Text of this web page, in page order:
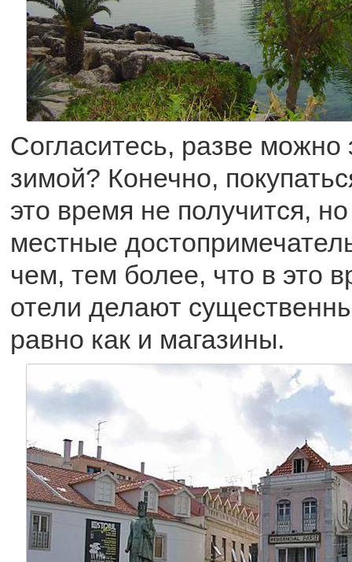
Согласитесь, разве можно
зимой? Конечно,
это время не получится,
местные
чем, тем более, что в это
отели делают
равно как и магазины.